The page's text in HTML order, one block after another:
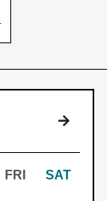
下個月
FRI SAT